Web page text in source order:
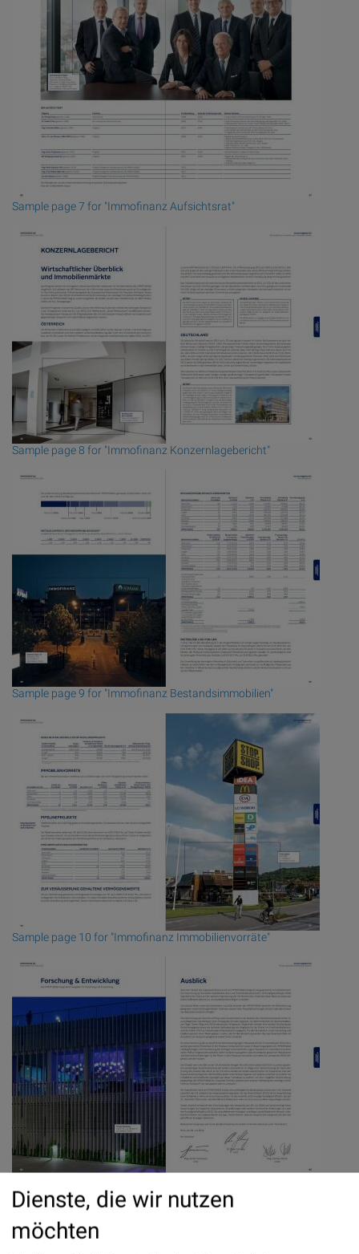
Sample page 7 for "Immofinanz Aufsichtsrat"
Sample page 8 for "Immofinanz Konzernlagebericht"
Sample page 9 for "Immofinanz Bestandsimmobilien"
Sample page 10 for "Immofinanz Immobilienvorräte"
Dienste, die wir nutzen
möchten